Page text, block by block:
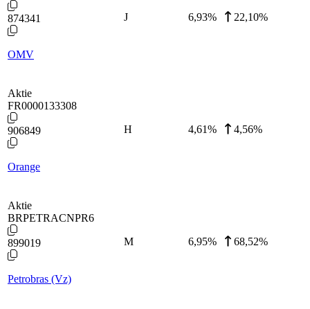
874341
OMV
J 6,93% 22,10%
Aktie
FR0000133308
906849
Orange
H 4,61% 4,56%
Aktie
BRPETRACNPR6
899019
Petrobras (Vz)
M 6,95% 68,52%